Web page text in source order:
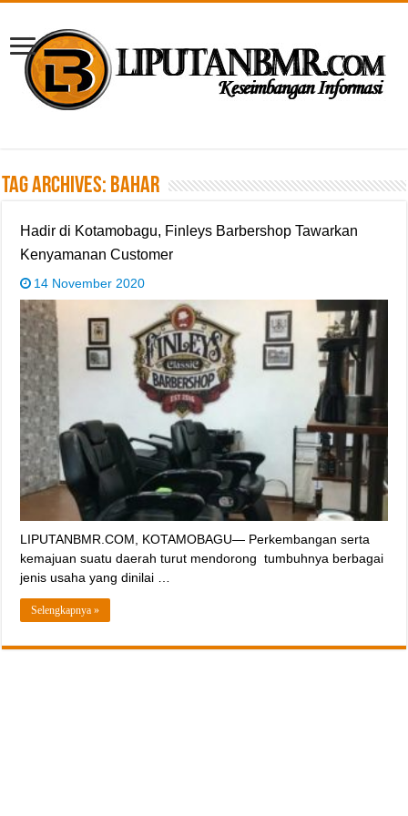
Tag Archives: Bahar
Hadir di Kotamobagu, Finleys Barbershop Tawarkan
Kenyamanan Customer
14 November 2020
LIPUTANBMR.COM, KOTAMOBAGU— Perkembangan serta
kemajuan suatu daerah turut mendorong tumbuhnya berbagai
jenis usaha yang dinilai …
Selengkapnya »